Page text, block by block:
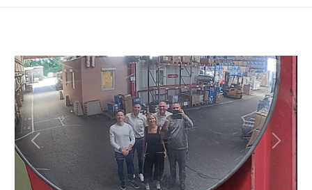
Jetzt bewerten!
Favorit
Vorheriges